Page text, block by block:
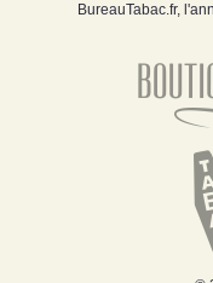
BureauTabac.fr,